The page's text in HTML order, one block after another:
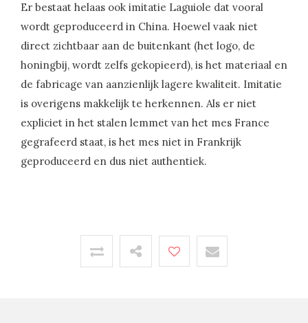
Er bestaat helaas ook imitatie Laguiole dat vooral
wordt geproduceerd in China. Hoewel vaak niet
direct zichtbaar aan de buitenkant (het logo, de
honingbij, wordt zelfs gekopieerd), is het materiaal en
de fabricage van aanzienlijk lagere kwaliteit. Imitatie
is overigens makkelijk te herkennen. Als er niet
expliciet in het stalen lemmet van het mes France
gegrafeerd staat, is het mes niet in Frankrijk
geproduceerd en dus niet authentiek.